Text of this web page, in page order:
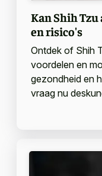
Kan Shih Tzu
en risico's
Ontdek of Shih
voordelen en
gezondheid en
vraag nu